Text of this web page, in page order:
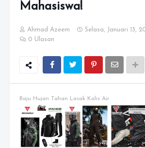
Mahasiswa!
Ahmad Azeem
Selasa, Januari 13,
0 Ulasan
Baju Hujan Tahan Lasak Kalis Air